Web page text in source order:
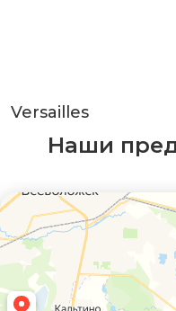
Versailles
Наши